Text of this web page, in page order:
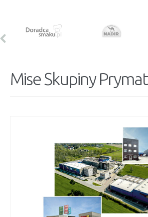
Mise Skupiny Prymat